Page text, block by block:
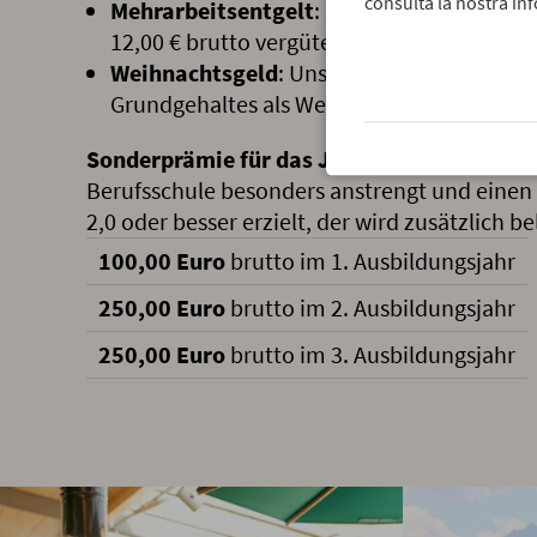
Mehrarbeitsentgelt: Jede geleistete
12,00 € brutto vergütet!
Weihnachtsgeld: Unsere Azubis
Grundgehaltes als Weihnachtsgeld!
Sonderprämie für das
Berufsschule besonders anstrengt und
2,0 oder besser erzielt, der wird zusätzlich
100,00 Euro brutto im 1. Ausbildungsjahr
250,00 Euro brutto im 2. Ausbildungsjahr
250,00 Euro brutto im 3. Ausbildungsjahr